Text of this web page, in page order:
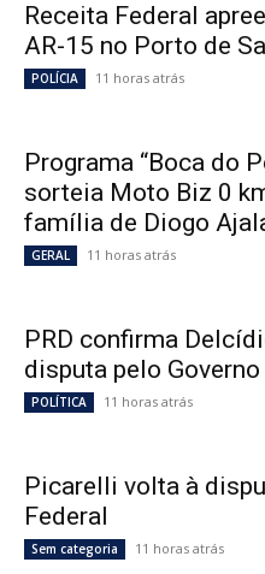
Receita Federal
AR-15 no Porto de
POLÍCIA 11 horas atrás
Programa “Boca do
sorteia Moto Biz 0
família de Diogo
GERAL 11 horas atrás
PRD confirma
disputa pelo
POLÍTICA 11 horas atrás
Picarelli volta à
Federal
Sem categoria 11 horas atrás